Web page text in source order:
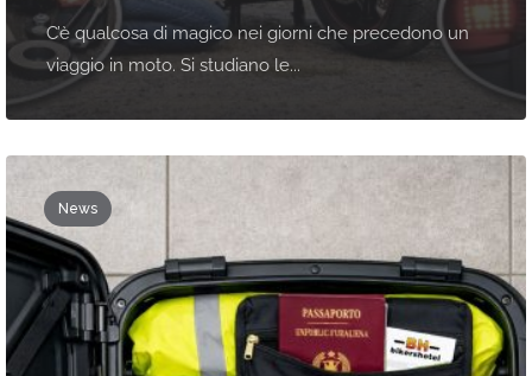
C’è qualcosa di magico nei giorni che precedono un
viaggio in moto. Si studiano le...
News